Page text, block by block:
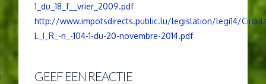
1_du_18_f__vrier_2009.pdf
http://www.impotsdirects.public.lu/legislation/legi14/
L_I_R_-n_-104-1-du-20-novembre-2014.pdf
GEEF EEN REACTIE